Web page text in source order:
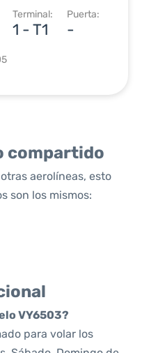
Terminal:
1 - T1
Puerta:
-
compartido
aerolíneas, esto
son los mismos:
VY6503?
para volar los